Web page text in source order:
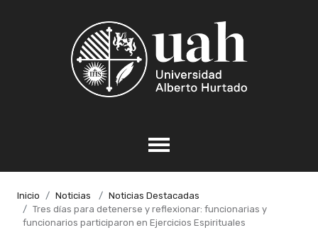
Inicio Noticias
Noticias Destacadas
Tres días para detenerse y reflexionar: funcionarias y
funcionarios participaron en Ejercicios Espirituales